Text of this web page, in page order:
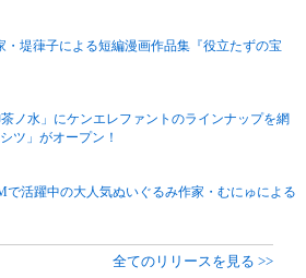
堤葎子による短編漫画作品集『役立たずの宝
ノ水」にケンエレファントのラインナップを網
ツ」がオープン！
活躍中の大人気ぬいぐるみ作家・むにゅによる
全てのリリースを見る >>